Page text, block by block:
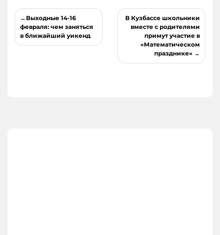
Навигация
по
записям
Выходные 14-16
февраля: чем заняться
в ближайший уикенд
В Кузбассе школьники
вместе с родителями
примут участие в
«Математическом
празднике»